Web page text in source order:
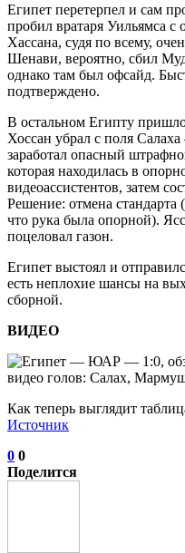
Египет перетерпел и сам
пробил вратаря Уильямса с
Хассана, судя по всему,
Шенави, вероятно, сбил
однако там был офсайд.
подтверждено.
В остальном Египту
Хоссан убрал с поля
заработал опасный
которая находилась в
видеоассистентов, затем
Решение: отмена стандарта
что рука была опорной).
поцеловал газон.
Египет выстоял и
есть неплохие шансы на
сборной.
ВИДЕО
Как теперь выглядит
Источник
0 0
Поделится